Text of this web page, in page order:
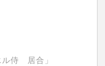
ル侍 居合」